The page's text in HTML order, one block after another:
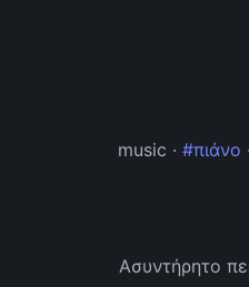
music · #πιάνο ·
Ασυντήρητο